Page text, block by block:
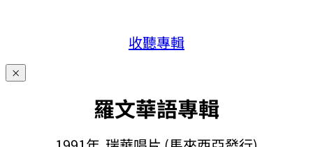
收聽專輯
×
羅文華語專輯